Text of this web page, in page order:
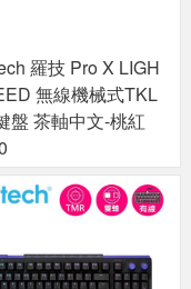
羅技 Pro X LIGH
無線機械式TKL
盤 茶軸中文-桃紅